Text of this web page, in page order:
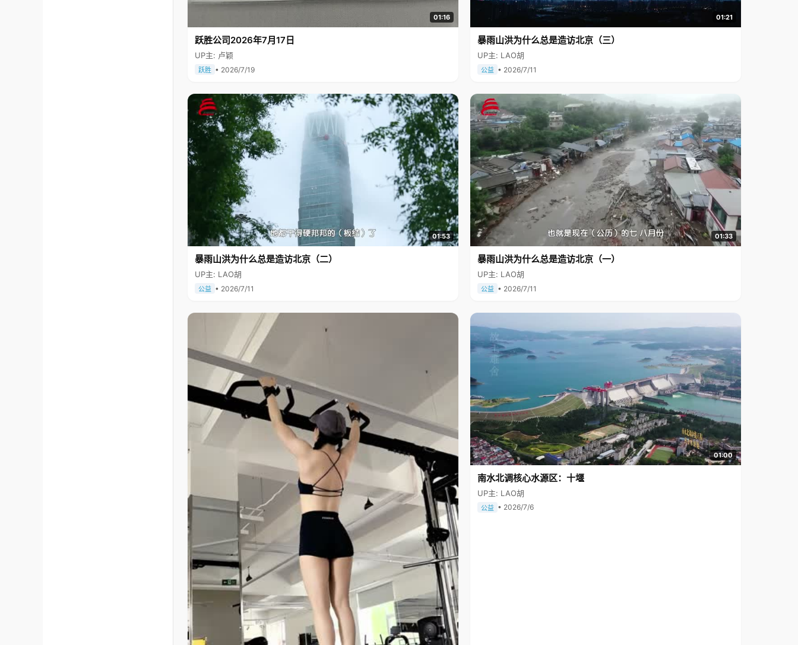
01:16
跃胜公司2026年7月17日
UP主: 卢颖
跃胜 • 2026/7/19
01:21
暴雨山洪为什么总是造访北京（三）
UP主: LAO胡
公益 • 2026/7/11
01:53
暴雨山洪为什么总是造访北京（二）
UP主: LAO胡
公益 • 2026/7/11
01:33
暴雨山洪为什么总是造访北京（一）
UP主: LAO胡
公益 • 2026/7/11
01:00
南水北调核心水源区：十堰
UP主: LAO胡
公益 • 2026/7/6